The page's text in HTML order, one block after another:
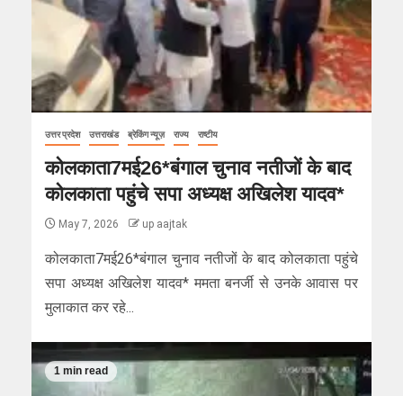
उत्तर प्रदेश उत्तराखंड ब्रेकिंग न्यूज़ राज्य राष्टीय
कोलकाता7मई26*बंगाल चुनाव नतीजों के बाद
कोलकाता पहुंचे सपा अध्यक्ष अखिलेश यादव*
May 7, 2026 up aajtak
कोलकाता7मई26*बंगाल चुनाव नतीजों के बाद कोलकाता पहुंचे
सपा अध्यक्ष अखिलेश यादव* ममता बनर्जी से उनके आवास पर
मुलाकात कर रहे...
1 min read